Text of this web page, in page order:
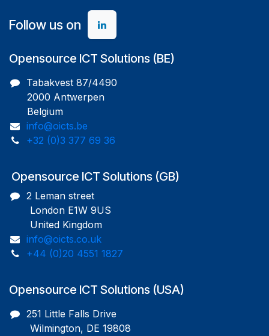
Follow us on
Opensource ICT Solutions (BE)
Tabakvest 87/4490
2000 Antwerpen
Belgium
info@oicts.be
+32 (0)3 377 69 36
Opensource ICT Solutions (GB)
2 Leman street
London E1W 9US
United Kingdom
info@oicts.co.uk
+44 (0)20 4551 1827
Opensource ICT Solutions (USA)
251 Little Falls Drive
Wilmington, DE 19808